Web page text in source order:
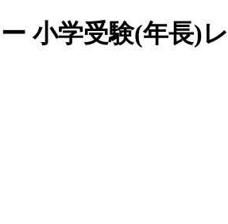
小学受験(年長)